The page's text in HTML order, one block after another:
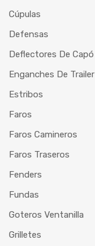
Cúpulas
Defensas
Deflectores De Capó
Enganches De Trailer
Estribos
Faros
Faros Camineros
Faros Traseros
Fenders
Fundas
Goteros Ventanilla
Grilletes